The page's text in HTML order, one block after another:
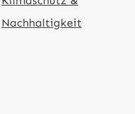
Nachhaltigkeit